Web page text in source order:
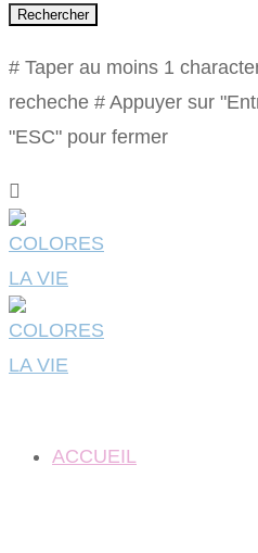
Rechercher
# Taper au moins 1
recheche # Appuyer sur
"ESC" pour fermer
ACCUEIL